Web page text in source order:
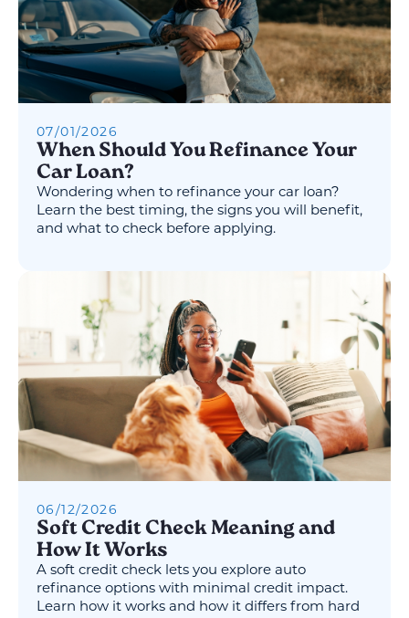
07/01/2026
When Should You Refinance Your
Car Loan?
Wondering when to refinance your car loan?
Learn the best timing, the signs you will benefit,
and what to check before applying.
06 / 12/2026
Soft Credit Check Meaning and
How It Works
A soft credit check lets you explore auto
refinance options with minimal credit impact.
Learn how it works and how it differs from hard